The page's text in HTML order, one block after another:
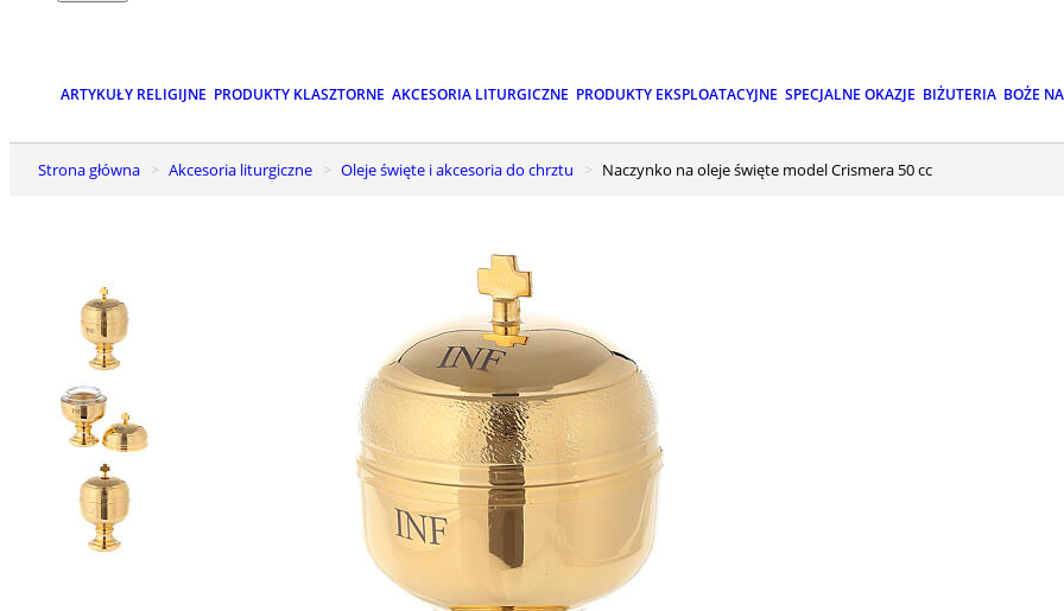
ARTYKUŁY RELIGIJNE PRODUKTY KLASZTORNE AKCESORIA LITURGICZNE PRODUKTY EKSPLOATACYJNE SPECJALNE OKAZJE BIŻUTERIA BOŻE
Strona główna Akcesoria liturgiczne Oleje święte i akcesoria do chrztu Naczynko na oleje święte model Crismera 50 cc